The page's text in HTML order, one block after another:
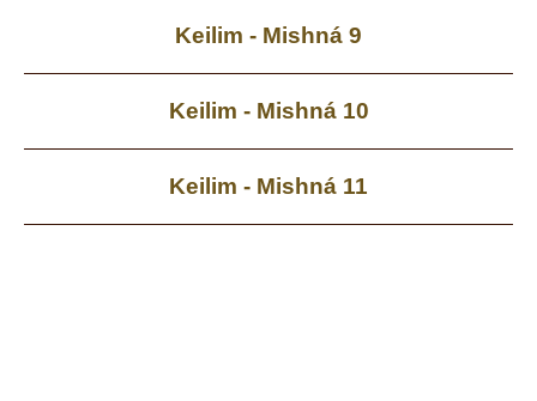
Keilim - Mishná 9
Keilim - Mishná 10
Keilim - Mishná 11